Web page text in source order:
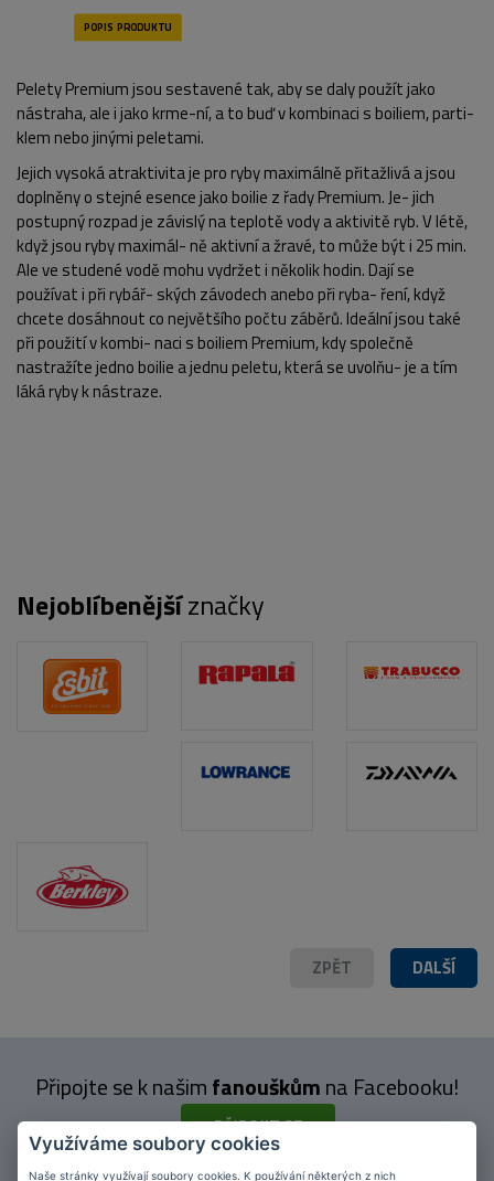
Pelety Premium jsou sestavené tak, aby se daly použít jako
nástraha, ale i jako krme-ní, a to buď v kombinaci s boiliem, parti-
klem nebo jinými peletami.
Jejich vysoká atraktivita je pro ryby maximálně přitažlivá a jsou
doplněny o stejné esence jako boilie z řady Premium. Je- jich
postupný rozpad je závislý na teplotě vody a aktivitě ryb. V létě,
když jsou ryby maximál- ně aktivní a žravé, to může být i 25 min.
Ale ve studené vodě mohu vydržet i několik hodin. Dají se
používat i při rybář- ských závodech anebo při ryba- ření, když
chcete dosáhnout co největšího počtu záběrů. Ideální jsou také
při použití v kombi- naci s boiliem Premium, kdy společně
nastražíte jedno boilie a jednu peletu, která se uvolňu- je a tím
láká ryby k nástraze.
Nejoblíbenějšíznačky
DALŠÍ
ZPĚT
Připojte se k našimfanouškůmna Facebooku!
PŘIPOJIT SE
Využíváme soubory cookies
Naše stránky využívají soubory cookies. K používání některých z nich